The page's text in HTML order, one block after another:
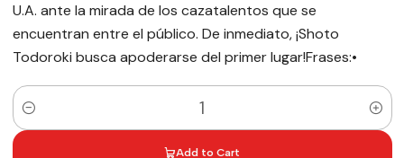
U.A. ante la mirada de los cazatalentos que se
encuentran entre el público. De inmediato, ¡Shoto
Todoroki busca apoderarse del primer lugar!Frases:•
Quantity
Add to Cart